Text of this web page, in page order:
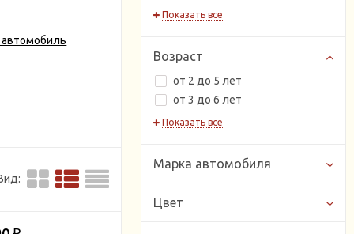
Показать все
Возраст
от 2 до 5 лет
от 3 до 6 лет
Показать все
Марка автомобиля
Цвет
автомобиль